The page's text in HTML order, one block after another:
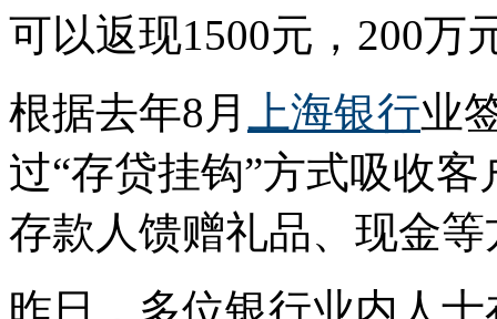
可以返现1500元，200万
根据去年8月
上海银行业
过“存贷挂钩”方式吸收
存款人馈赠礼品、现金